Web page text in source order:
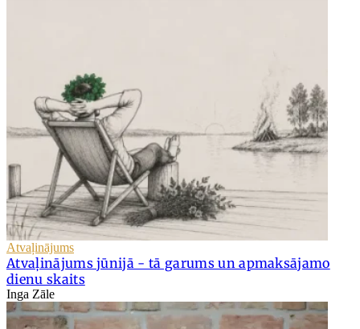
Atvaļinājums
Atvaļinājums jūnijā - tā garums un apmaksājamo
dienu skaits
Inga Zāle